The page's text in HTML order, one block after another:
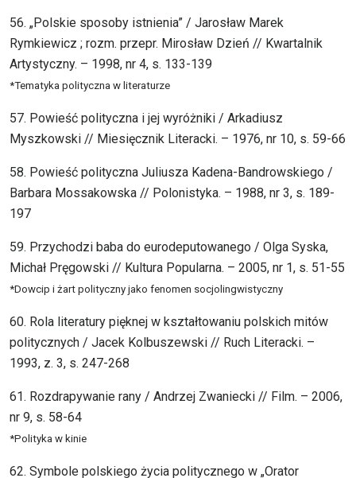
56. „Polskie sposoby istnienia” / Jarosław Marek
Rymkiewicz ; rozm. przepr. Mirosław Dzień // Kwartalnik
Artystyczny. – 1998, nr 4, s. 133-139
*Tematyka polityczna w literaturze
57. Powieść polityczna i jej wyróżniki / Arkadiusz
Myszkowski // Miesięcznik Literacki. – 1976, nr 10, s. 59-66
58. Powieść polityczna Juliusza Kadena-Bandrowskiego /
Barbara Mossakowska // Polonistyka. – 1988, nr 3, s. 189-
197
59. Przychodzi baba do eurodeputowanego / Olga Syska,
Michał Pręgowski // Kultura Popularna. – 2005, nr 1, s. 51-55
*Dowcip i żart polityczny jako fenomen socjolingwistyczny
60. Rola literatury pięknej w kształtowaniu polskich mitów
politycznych / Jacek Kolbuszewski // Ruch Literacki. –
1993, z. 3, s. 247-268
61. Rozdrapywanie rany / Andrzej Zwaniecki // Film. – 2006,
nr 9, s. 58-64
*Polityka w kinie
62. Symbole polskiego życia politycznego w „Orator